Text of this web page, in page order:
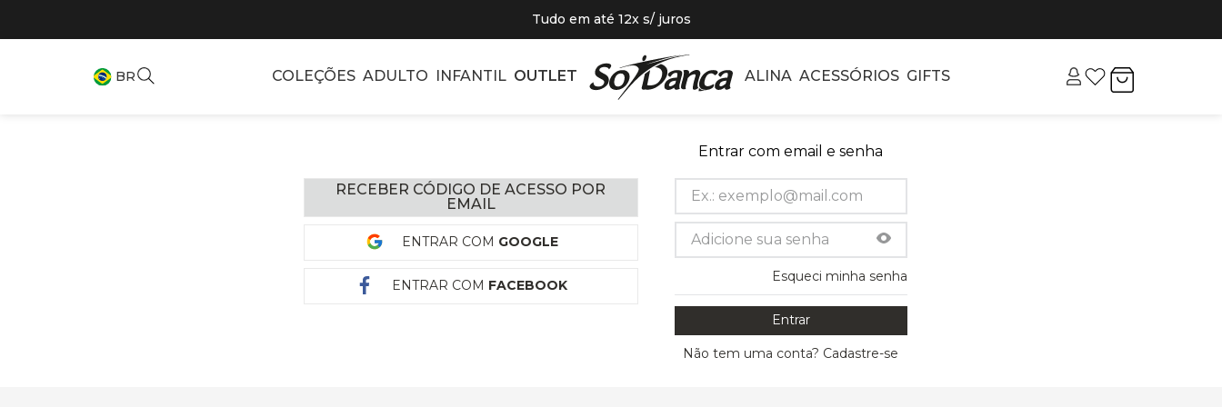
Tudo em até 12x s/ juros
BR COLEÇÕES ADULTO INFANTIL OUTLET ALINA ACESSÓRIOS GIFTS
RECEBER CÓDIGO DE ACESSO POR
EMAIL
ENTRAR COM GOOGLE
ENTRAR COM FACEBOOK
Entrar com email e senha
Esqueci minha senha
Entrar
Não tem uma conta? Cadastre-se